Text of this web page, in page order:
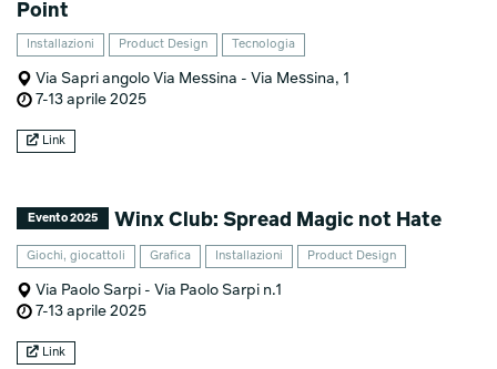
Point
Installazioni Product Design Tecnologia
Via Sapri angolo Via Messina - Via Messina, 1
7-13 aprile 2025
Link
Evento 2025 Winx Club: Spread Magic not Hate
Giochi, giocattoli Grafica Installazioni Product Design
Via Paolo Sarpi - Via Paolo Sarpi n.1
7-13 aprile 2025
Link